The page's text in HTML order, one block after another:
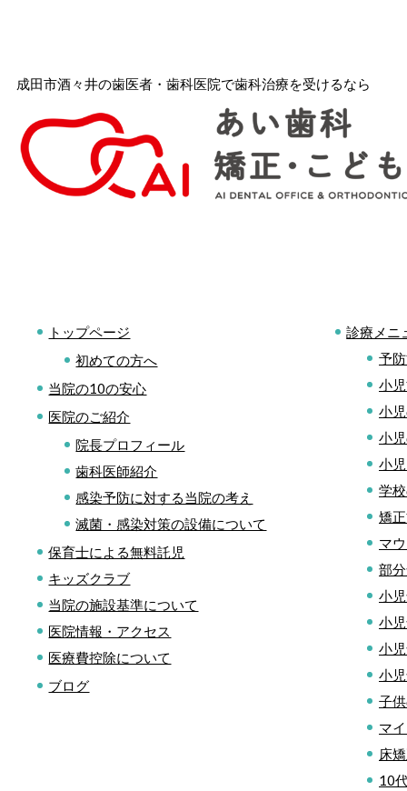
成田市酒々井の歯医者・歯科医院で歯科治療を受けるなら
トップページ
初めての方へ
当院の10の安心
医院のご紹介
院長プロフィール
歯科医師紹介
感染予防に対する当院の考え
滅菌・感染対策の設備について
保育士による無料託児
キッズクラブ
当院の施設基準について
医院情報・アクセス
医療費控除について
ブログ
診療メニ
予
小
小
小
小
学
矯
マ
部
小
小
小
小
子
マ
床
10